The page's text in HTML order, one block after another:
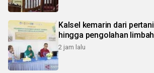
Kalsel kemarin dari pertanian berkelanjutan
hingga pengolahan limbah
2 jam lalu